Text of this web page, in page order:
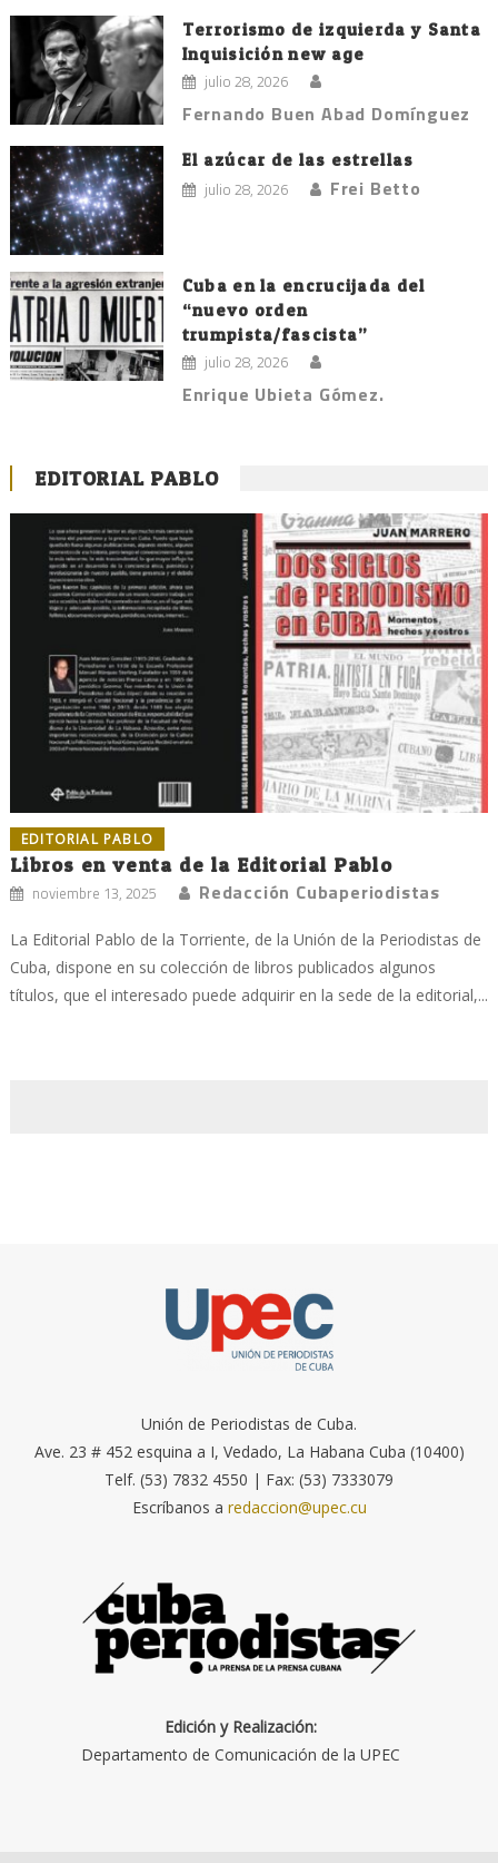
Terrorismo de izquierda y Santa
Inquisición new age
julio 28, 2026
Fernando Buen Abad Domínguez
El azúcar de las estrellas
julio 28, 2026 Frei Betto
Cuba en la encrucijada del
“nuevo orden
trumpista/fascista”
julio 28, 2026
Enrique Ubieta Gómez.
EDITORIAL PABLO
EDITORIAL PABLO
Libros en venta de la Editorial Pablo
noviembre 13, 2025 Redacción Cubaperiodistas
La Editorial Pablo de la Torriente, de la Unión de la Periodistas de
Cuba, dispone en su colección de libros publicados algunos
títulos, que el interesado puede adquirir en la sede de la editorial,...
Unión de Periodistas de Cuba.
Ave. 23 # 452 esquina a I, Vedado, La Habana Cuba (10400)
Telf. (53) 7832 4550 | Fax: (53) 7333079
Escríbanos a redaccion@upec.cu
Edición y Realización:
Departamento de Comunicación de la UPEC